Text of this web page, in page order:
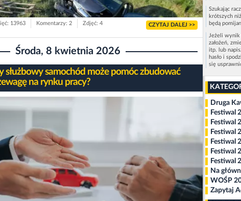
13963 Komentarzy: 2 Zdjęć: 4 CZYTAJ DALEJ >>
Środa, 8 kwietnia 2026
służbowy samochód może pomóc zbudować
na rynku pracy?
Szukając
krótszych
będą
Jeżeli wynik
założeń,
itp. lub
hasło i
się
Druga
Festiwal
Festiwal
Festiwal
Festiwal
Festiwal
Festiwal
Na
WOŚP
Zapytaj